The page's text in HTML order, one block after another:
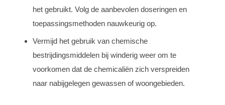
het gebruikt. Volg de aanbevolen doseringen en
toepassingsmethoden nauwkeurig op.
Vermijd het gebruik van chemische
bestrijdingsmiddelen bij winderig weer om te
voorkomen dat de chemicaliën zich verspreiden
naar nabijgelegen gewassen of woongebieden.